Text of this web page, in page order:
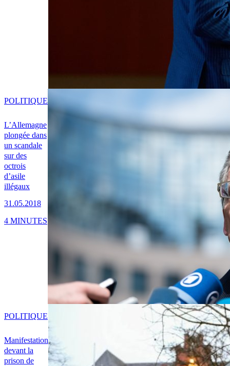
L’Allemagne
plongée dans
un scandale
sur des
octrois
d’asile
illégaux
31.05.2018
POLITIQUE
4 MINUTES
Manifestation
devant la
prison de
POLITIQUE